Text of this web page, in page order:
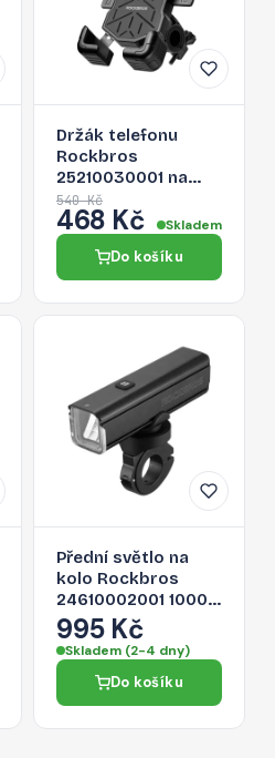
Držák telefonu
Rockbros
25210030001 na
řídítka jízdního kola
- černý
540 Kč
468 Kč Skladem
Do košíku
Přední světlo na
kolo Rockbros
24610002001 1000
lm + kabel USB-C -
USB-A - černé
995 Kč
Skladem (2-4 dny)
Do košíku